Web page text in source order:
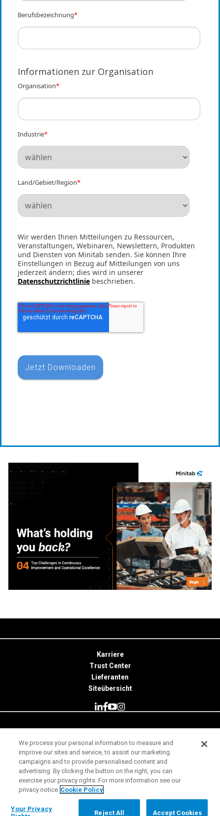
Berufsbezeichnung*
Informationen zur Organisation
Organisation*
Industrie*
Land/Gebiet/Region*
Wir werden Ihnen Mitteilungen zu Ressourcen,
Veranstaltungen, Webinaren, Newslettern, Produkten
und Diensten von Minitab senden. Sie können Ihre
Einstellungen in Bezug auf Mitteilungen von uns
jederzeit ändern; dies wird in unserer
Datenschutzrichtliniebeschrieben.
Karriere
Trust Center
Lieferanten
Siteübersicht
Nutzungsbedingungen
Datenschutzhinweis
Impressum
Rechtliche Hinweise
We process your personal information to measure and
improve our sites and service, to assist our marketing
campaigns and to provide personalised content and
advertising. By clicking the button on the right, you can
exercise your privacy rights. For more information see our
privacy notice Cookie Policy
Your Privacy
Reject All Accept Cookies